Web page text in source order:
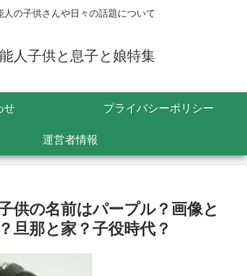
人の子供さんや日々の話題について
人子供と息子と娘特集
せ プライバシーポリシー
運営者情報
供の名前はパープル？画像と
旦那と家？子役時代？